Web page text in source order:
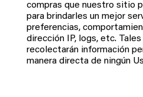
compras que nuestro sitio
para brindarles un mejor
preferencias,
dirección IP, logs, etc.
recolectarán información
manera directa de ningún